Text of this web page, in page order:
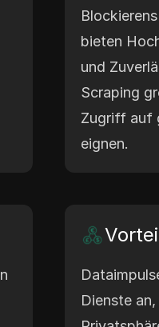
bieten
und
Scraping
Zugriff auf
eignen.
Dienste